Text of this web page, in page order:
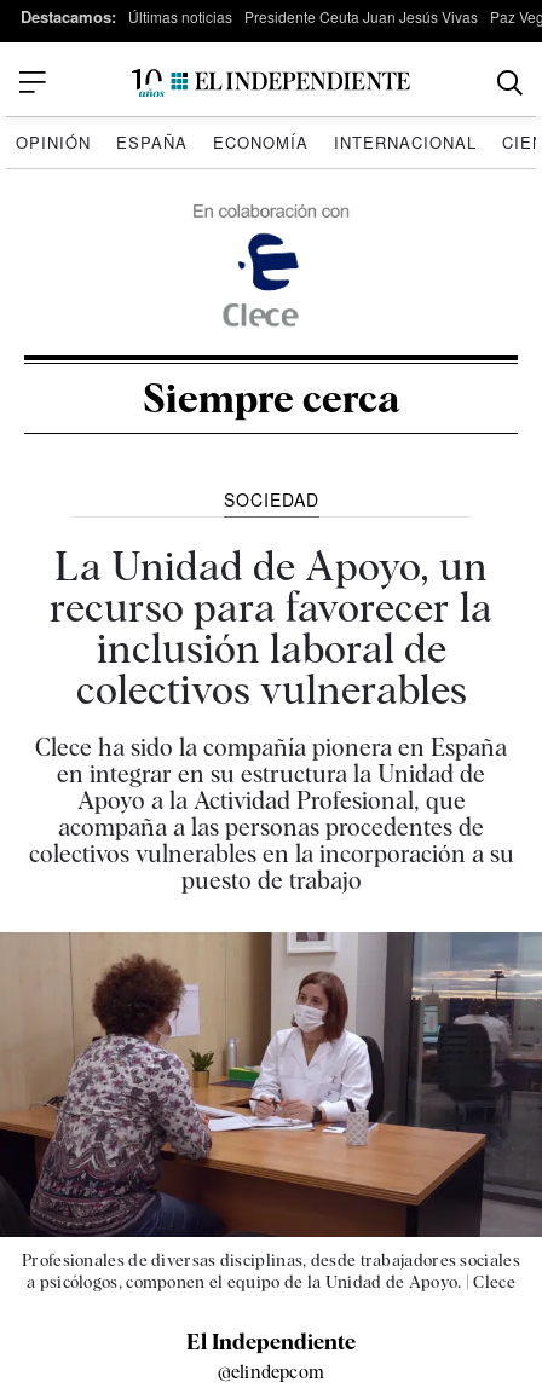
Destacamos: Últimas noticias Presidente Ceuta Juan Jesús Vivas Paz
OPINIÓN ESPAÑA ECONOMÍA INTERNACIONAL
Siempre cerca
SOCIEDAD
La Unidad de Apoyo, un
recurso para favorecer la
inclusión laboral de
colectivos vulnerables
Clece ha sido la compañía pionera en España
en integrar en su estructura la Unidad de
Apoyo a la Actividad Profesional, que
acompaña a las personas procedentes de
colectivos vulnerables en la incorporación a su
puesto de trabajo
Profesionales de diversas disciplinas, desde trabajadores sociales
a psicólogos, componen el equipo de la Unidad de Apoyo. |Clece
El Independiente
@elindepcom